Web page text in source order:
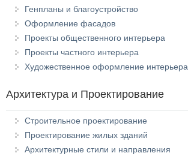
Генпланы и благоустройство
Оформление фасадов
Проекты общественного интерьера
Проекты частного интерьера
Художественное оформление интерьера
Архитектура и Проектирование
Строительное проектирование
Проектирование жилых зданий
Архитектурные стили и направления